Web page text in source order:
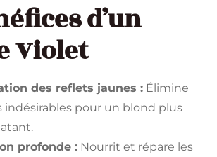
d’un
Violet
des reflets jaunes : Élimine
indésirables pour un blond plus
profonde : Nourrit et répare les